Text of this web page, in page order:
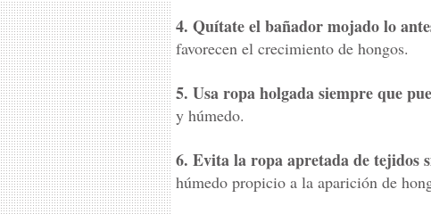
4. Quítate el bañador mojado lo
favorecen el crecimiento de hongos.
5. Usa ropa holgada siempre que
y húmedo.
6. Evita la ropa apretada de tejidos
húmedo propicio a la aparición de